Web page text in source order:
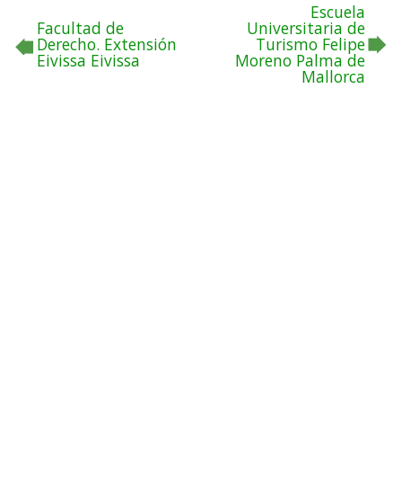
Facultad de
Derecho. Extensión
Eivissa Eivissa
Escuela
Universitaria de
Turismo Felipe
Moreno Palma de
Mallorca